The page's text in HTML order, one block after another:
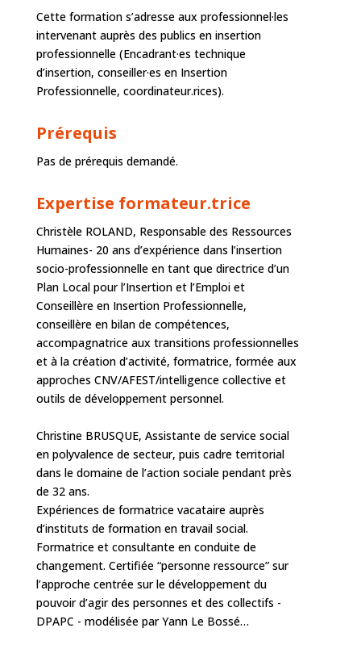
Cette formation s’adresse aux professionnel·les
intervenant auprès des publics en insertion
professionnelle (Encadrant·es technique
d’insertion, conseiller·es en Insertion
Professionnelle, coordinateur.rices).
Prérequis
Pas de prérequis demandé.
Expertise formateur.trice
Christèle ROLAND, Responsable des Ressources
Humaines- 20 ans d’expérience dans l’insertion
socio-professionnelle en tant que directrice d’un
Plan Local pour l’Insertion et l’Emploi et
Conseillère en Insertion Professionnelle,
conseillère en bilan de compétences,
accompagnatrice aux transitions professionnelles
et à la création d’activité, formatrice, formée aux
approches CNV/AFEST/intelligence collective et
outils de développement personnel.
Christine BRUSQUE, Assistante de service social
en polyvalence de secteur, puis cadre territorial
dans le domaine de l’action sociale pendant près
de 32 ans.
Expériences de formatrice vacataire auprès
d’instituts de formation en travail social.
Formatrice et consultante en conduite de
changement. Certifiée “personne ressource” sur
l’approche centrée sur le développement du
pouvoir d’agir des personnes et des collectifs -
DPAPC - modélisée par Yann Le Bossé…